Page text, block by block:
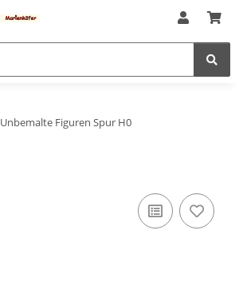
Unbemalte Figuren Spur H0